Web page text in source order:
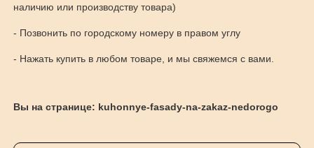
наличию или производству товара)
- Позвонить по городскому номеру в правом углу
- Нажать купить в любом товаре, и мы свяжемся с вами.
Вы на странице: kuhonnye-fasady-na-zakaz-nedorogo